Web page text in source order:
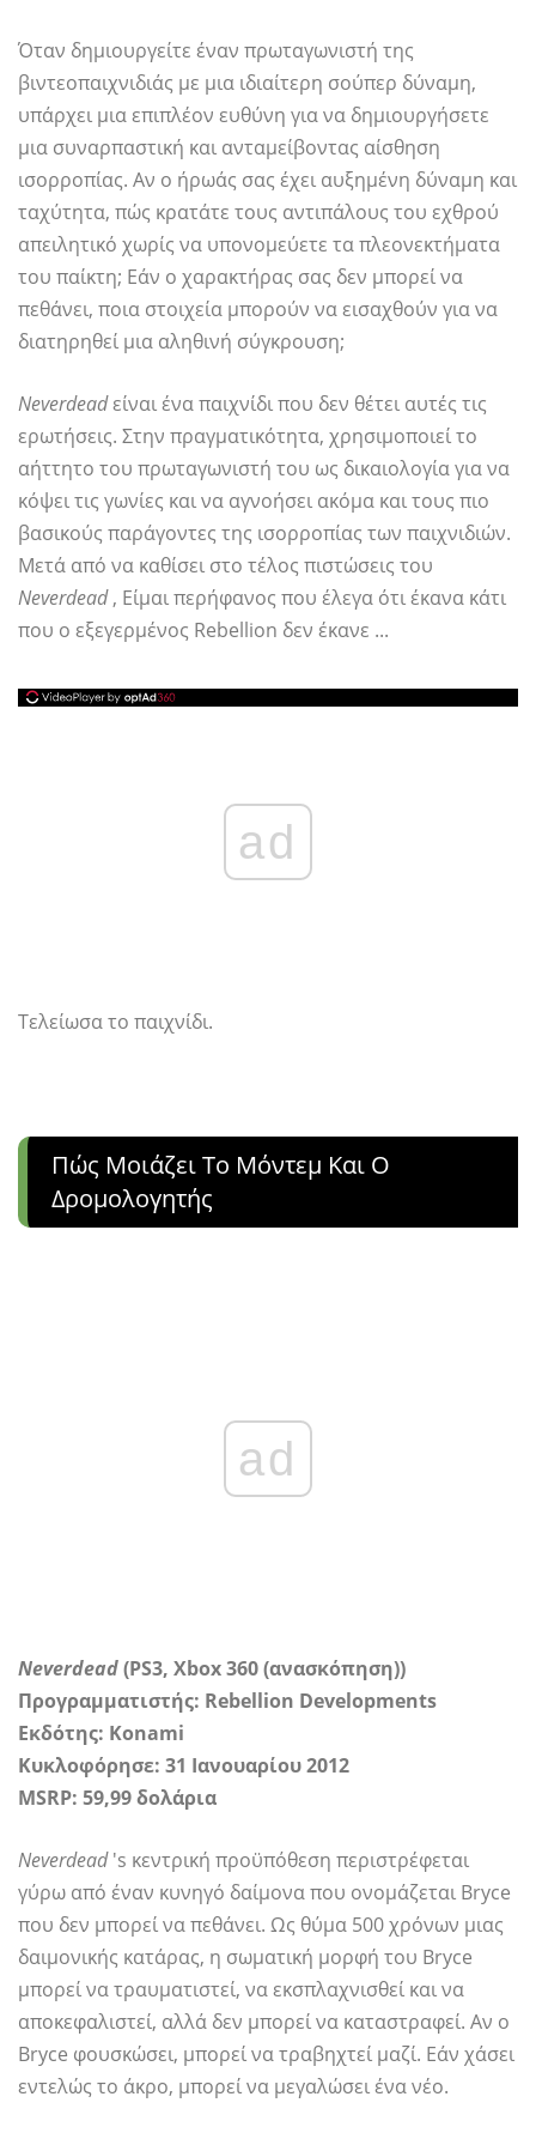
Όταν δημιουργείτε έναν πρωταγωνιστή της
βιντεοπαιχνιδιάς με μια ιδιαίτερη σούπερ δύναμη,
υπάρχει μια επιπλέον ευθύνη για να δημιουργήσετε
μια συναρπαστική και ανταμείβοντας αίσθηση
ισορροπίας. Αν ο ήρωάς σας έχει αυξημένη δύναμη και
ταχύτητα, πώς κρατάτε τους αντιπάλους του εχθρού
απειλητικό χωρίς να υπονομεύετε τα πλεονεκτήματα
του παίκτη; Εάν ο χαρακτήρας σας δεν μπορεί να
πεθάνει, ποια στοιχεία μπορούν να εισαχθούν για να
διατηρηθεί μια αληθινή σύγκρουση;
Neverdeadείναι ένα παιχνίδι που δεν θέτει αυτές τις
ερωτήσεις. Στην πραγματικότητα, χρησιμοποιεί το
αήττητο του πρωταγωνιστή του ως δικαιολογία για να
κόψει τις γωνίες και να αγνοήσει ακόμα και τους πιο
βασικούς παράγοντες της ισορροπίας των παιχνιδιών.
Μετά από να καθίσει στο τέλος πιστώσεις του
Neverdead, Είμαι περήφανος που έλεγα ότι έκανα κάτι
που ο εξεγερμένος Rebellion δεν έκανε ...
ad
Τελείωσα το παιχνίδι.
Πώς Μοιάζει Το Μόντεμ Και Ο
Δρομολογητής
ad
Neverdead(PS3, Xbox 360 (ανασκόπηση))
Προγραμματιστής: Rebellion Developments
Εκδότης: Konami
Κυκλοφόρησε: 31 Ιανουαρίου 2012
MSRP: 59,99 δολάρια
Neverdead's κεντρική προϋπόθεση περιστρέφεται
γύρω από έναν κυνηγό δαίμονα που ονομάζεται Bryce
που δεν μπορεί να πεθάνει. Ως θύμα 500 χρόνων μιας
δαιμονικής κατάρας, η σωματική μορφή του Bryce
μπορεί να τραυματιστεί, να εκσπλαχνισθεί και να
αποκεφαλιστεί, αλλά δεν μπορεί να καταστραφεί. Αν ο
Bryce φουσκώσει, μπορεί να τραβηχτεί μαζί. Εάν χάσει
εντελώς το άκρο, μπορεί να μεγαλώσει ένα νέο.